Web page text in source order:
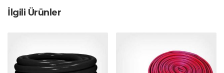
İlgili Ürünler